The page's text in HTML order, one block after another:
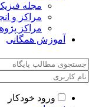
مجله
مراکز و
مراکز
آموزش همگانی
ورود خودکار